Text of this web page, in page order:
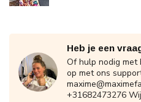
Heb je een
Of hulp nodig met
op met ons
+31682473276